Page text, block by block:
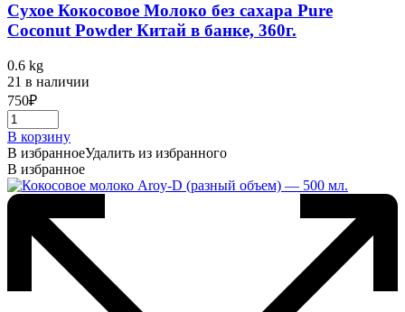
Сухое Кокосовое Молоко без сахара Pure
Coconut Powder Китай в банке, 360г.
0.6 kg
21 в наличии
750₽
В корзину
В избранноеУдалить из избранного
В избранное